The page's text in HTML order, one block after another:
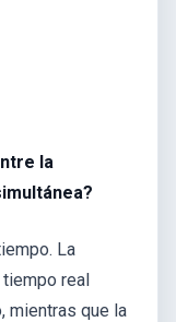
la
La
real
mientras que la